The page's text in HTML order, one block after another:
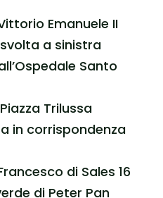
Emanuele II
a sinistra
Santo
Trilussa
in corrispondenza
di Sales 16
di Peter Pan